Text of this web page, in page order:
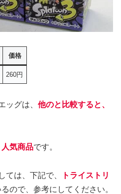
価格
260円
ッグは、 他のと比較すると、
気商品です。
ては、下記で、
トライストリ
ので、参考にしてください。